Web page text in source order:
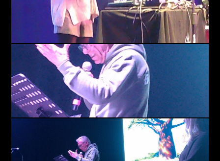
TRACCIA CORRENTE
SPAZIO GESTITO DALLE COMUNITA'
STRANIERE
RCA - Radio città aperta